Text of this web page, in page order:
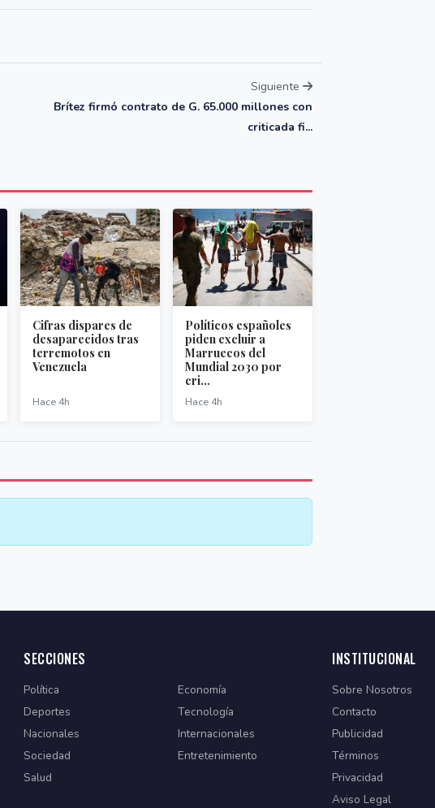
Siguiente
Brítez firmó contrato de G. 65.000 millones con
criticada fi...
Cifras dispares de
desaparecidos tras
terremotos en
Venezuela
Hace 4h
Políticos españoles
piden excluir a
Marruecos del
Mundial 2030 por
cri...
Hace 4h
SECCIONES
Política
Economía
Deportes
Tecnología
Nacionales
Internacionales
Sociedad
Entretenimiento
Salud
INSTITUCIONAL
Sobre Nosotros
Contacto
Publicidad
Términos
Privacidad
Aviso Legal